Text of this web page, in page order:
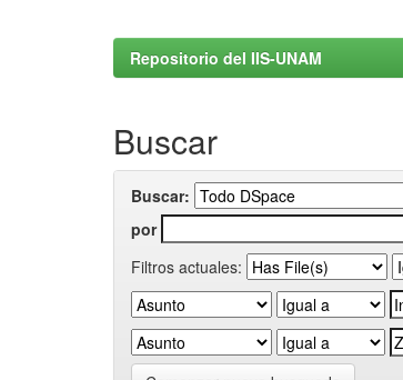
Repositorio del IIS-UNAM
Buscar
Buscar:
por
Filtros actuales: